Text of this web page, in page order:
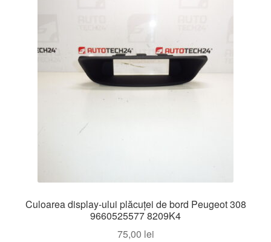
Culoarea display-ului plăcuței de bord Peugeot 308
9660525577 8209K4
75,00 lei